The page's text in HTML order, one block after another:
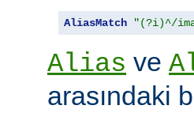
AliasMatch "(?i)^/
Alias ve
arasındaki